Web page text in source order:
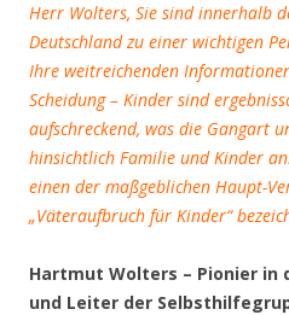
Herr Wolters, Sie sind innerhalb
Deutschland zu einer wichtigen
Ihre weitreichenden
Scheidung – Kinder sind
aufschreckend, was die Gangart
hinsichtlich Familie und Kinder
einen der maßgeblichen Haupt-
„Väteraufbruch für Kinder“
Hartmut Wolters – Pionier
und Leiter der